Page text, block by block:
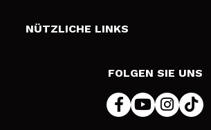
Zahlung
Bedingungen und Datenschutz
NÜTZLICHE LINKS
FOLGEN SIE UNS